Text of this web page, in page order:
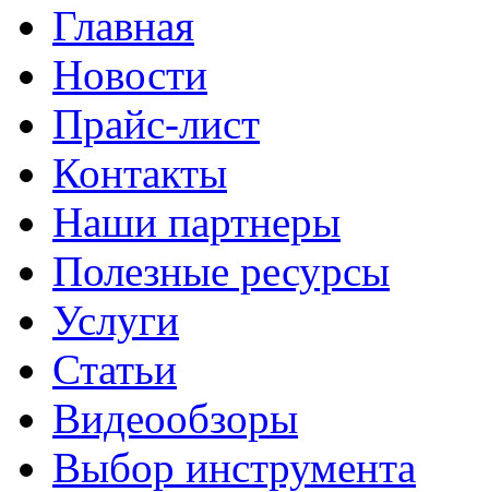
Главная
Новости
Прайс-лист
Контакты
Наши партнеры
Полезные ресурсы
Услуги
Статьи
Видеообзоры
Выбор инструмента